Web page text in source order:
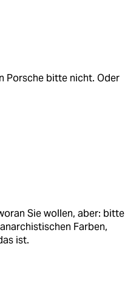
Porsche bitte nicht. Oder
Sie wollen, aber: bitte
Farben,
ist.